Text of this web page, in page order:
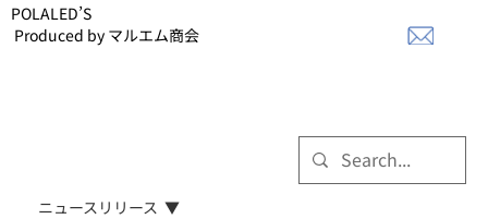
POLALED’S
Produced by マルエム商会
ニュースリリース